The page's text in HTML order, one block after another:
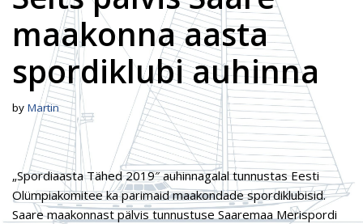
maakonna aasta
spordiklubi auhinna
by Martin
„Spordiaasta Tähed 2019″ auhinnagalal tunnustas Eesti
Olümpiakomitee ka parimaid maakondade spordiklubisid.
Saare maakonnast pälvis tunnustuse Saaremaa Merispordi